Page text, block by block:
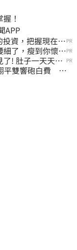
！
星聞APP
資，把握現在不 PR
了，瘦到你懷疑PR
! 肚子一天天變 PR
平雙響砲白費 道